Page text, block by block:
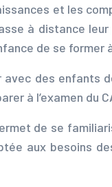
et les
à distance
de se former
des enfants
à l’examen du
de se
aux besoins